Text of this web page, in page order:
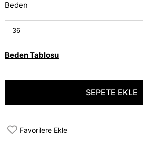
Beden
Beden Tablosu
Favorilere Ekle